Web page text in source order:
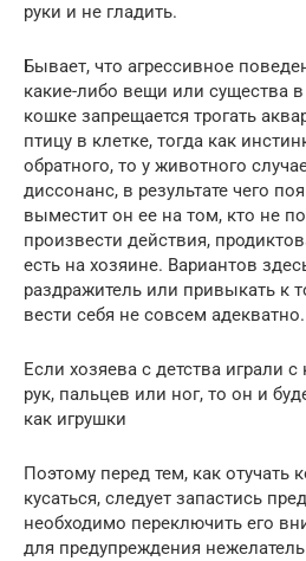
руки и не гладить.
Бывает, что агрессивное
какие-либо вещи или существа
кошке запрещается трогать
птицу в клетке, тогда как
обратного, то у животного
диссонанс, в результате чего
выместит он ее на том, кто не
произвести действия,
есть на хозяине. Вариантов
раздражитель или привыкать к
вести себя не совсем адекватно.
Если хозяева с детства играли
рук, пальцев или ног, то он и
как игрушки
Поэтому перед тем, как отучать
кусаться, следует запастись
необходимо переключить его
для предупреждения